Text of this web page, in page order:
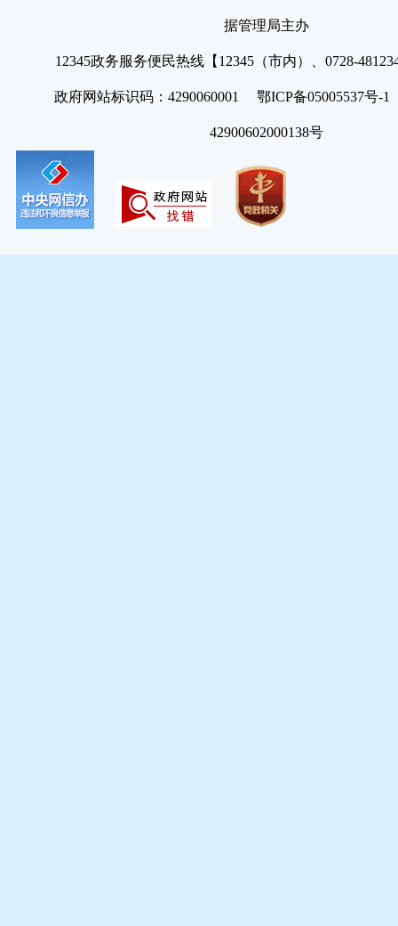
据管理局主办
12345政务服务便民热线【12345（市内）、0728-
政府网站标识码：4290060001 鄂ICP备05005537号
42900602000138号